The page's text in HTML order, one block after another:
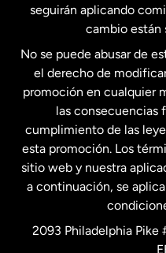
Estados
Francia
Malasia
Nueva
Países Bajos
seguirán aplicando
cambio están
No se puede abusar de
el derecho de
promoción en cualquier
las consecuencias
cumplimiento de las
esta promoción. Los
sitio web y nuestra
a continuación, se
2093 Philadelphia Pike